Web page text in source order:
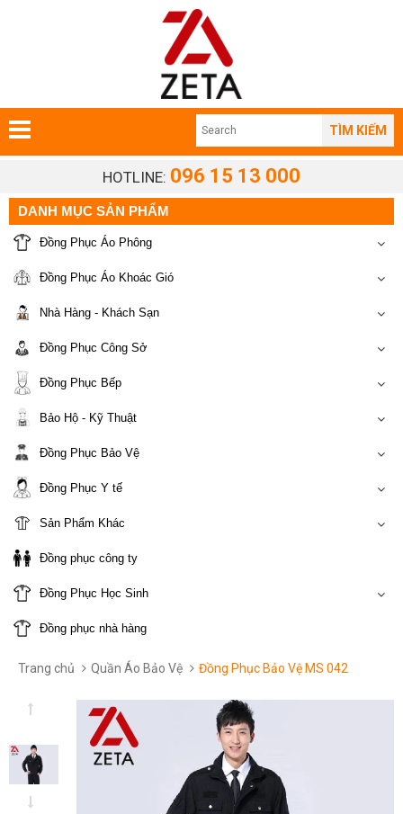
TÌM KIẾM
HOTLINE: 096 15 13 000
DANH MỤC SẢN PHẨM
Đồng Phục Áo Phông
Đồng Phục Áo Khoác Gió
Nhà Hàng - Khách Sạn
Đồng Phục Công Sở
Đồng Phục Bếp
Bảo Hộ - Kỹ Thuật
Đồng Phục Bảo Vệ
Đồng Phục Y tế
Sản Phẩm Khác
Đồng phục công ty
Đồng Phục Học Sinh
Đồng phục nhà hàng
Trang chủ Quần Áo Bảo Vệ Đồng Phục Bảo Vệ MS 042